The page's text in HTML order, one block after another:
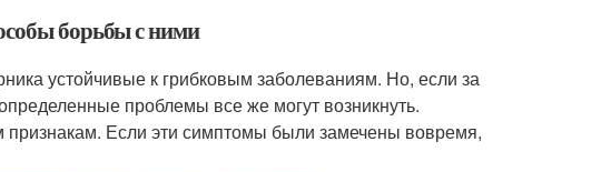
борьбы с ними
устойчивые к грибковым заболеваниям. Но, если за
проблемы все же могут возникнуть.
Если эти симптомы были замечены вовремя,